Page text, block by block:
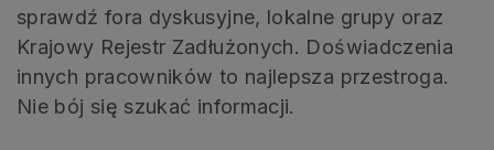
sprawdź fora dyskusyjne, lokalne grupy oraz
Krajowy Rejestr Zadłużonych. Doświadczenia
innych pracowników to najlepsza przestroga.
Nie bój się szukać informacji.